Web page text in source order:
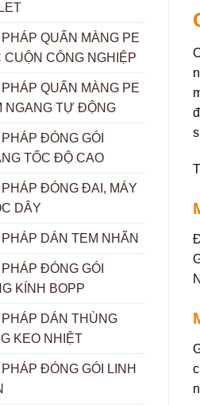
QUẤN MÀNG PE
CUỘN CÔNG NGHIỆP
QUẤN MÀNG PE
NGANG TỰ ĐỘNG
ĐÓNG GÓI
TỐC ĐỘ CAO
PHÁP ĐÓNG ĐAI, MÁY
DÂY
DÁN TEM NHÃN
ĐÓNG GÓI
KÍNH BOPP
PHÁP DÁN THÙNG
KEO NHIỆT
ĐÓNG GÓI LINH